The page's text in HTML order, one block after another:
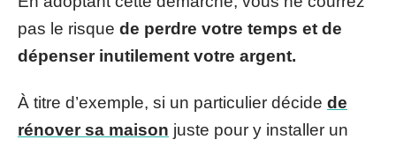
pas le risque de perdre votre temps et de
dépenser inutilement votre argent.
À titre d’exemple, si un particulier décide de
rénover sa maison juste pour y installer un